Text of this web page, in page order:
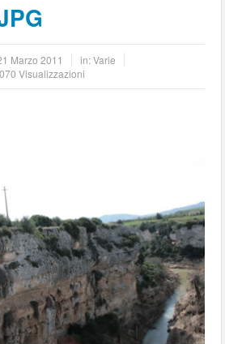
Marzo 2011 in:Varie
Visualizzazioni